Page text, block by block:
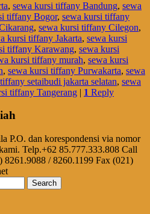
, sewa kursi tiffany Bandung, sewa
tiffany Bogor, sewa kursi tiffany
, sewa kursi tiffany Cilegon,
kursi tiffany Jakarta, sewa kursi
tiffany Karawang, sewa kursi
kursi tiffany murah, sewa kursi
, sewa kursi tiffany Purwakarta, sewa
setaibudi jakarta selatan, sewa
tiffany Tangerang | 1 Reply
P.O. dan korespondensi via nomor
Telp.+62 85.777.333.808 Call
/ 8260.1199 Fax (021)